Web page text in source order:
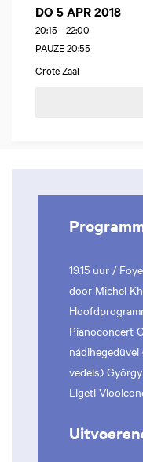
DO 5 APR 2018
20:15 - 22:00
PAUZE 20:55
Grote Zaal
19.15 uur /
door Michel
Pianoconcert
vedels)
Ligeti